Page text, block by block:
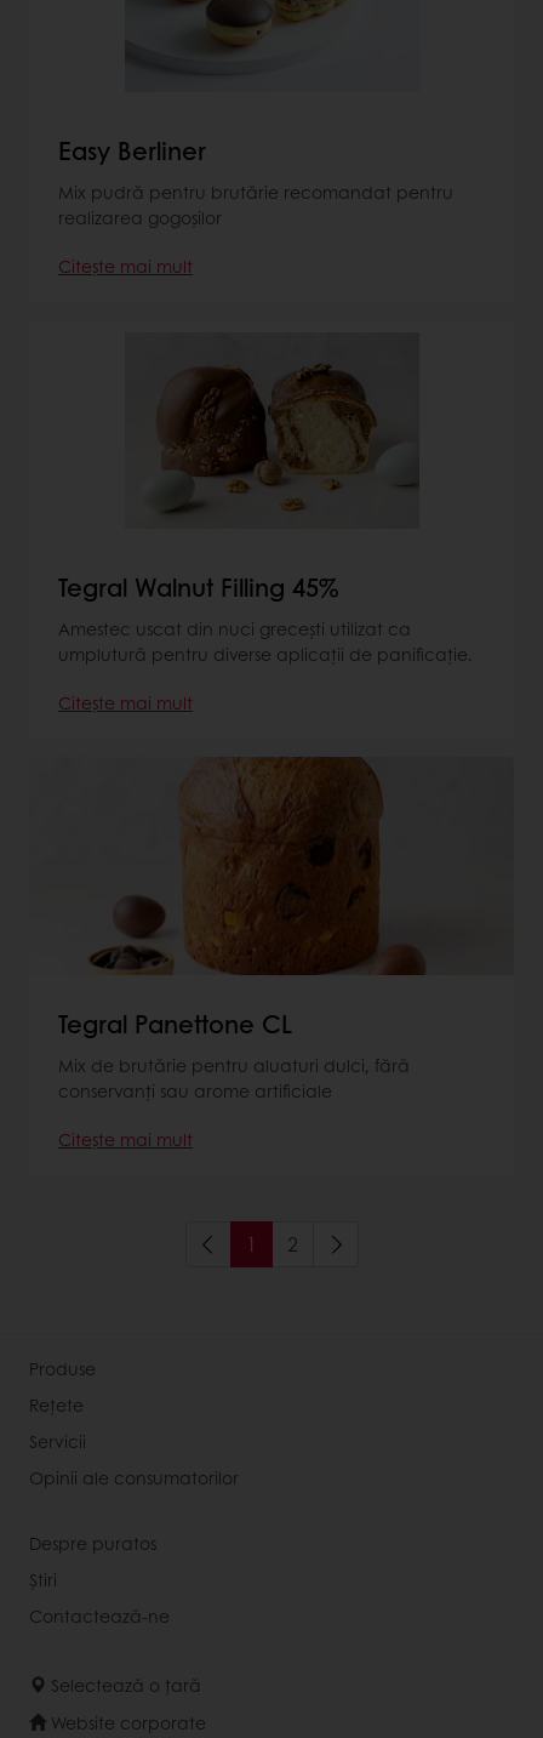
Easy Berliner
Mix pudră pentru brutărie recomandat pentru
realizarea gogoșilor
Citește mai mult
Tegral Walnut Filling 45%
Amestec uscat din nuci grecești utilizat ca
umplutură pentru diverse aplicaţii de panificație.
Citește mai mult
Tegral Panettone CL
Mix de brutărie pentru aluaturi dulci, fără
conservanți sau arome artificiale
Citește mai mult
1 2
Produse
Rețete
Servicii
Opinii ale consumatorilor
Despre puratos
Știri
Contactează-ne
Selectează o țară
Website corporate